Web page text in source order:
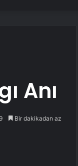
Anı
Bir dakikadan az